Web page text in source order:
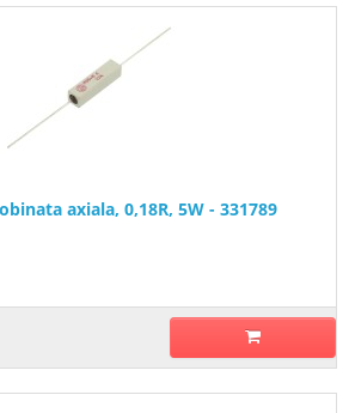
axiala, 0,18R, 5W - 331789